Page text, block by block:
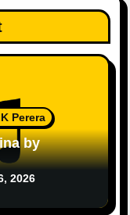
Perera
by
2026